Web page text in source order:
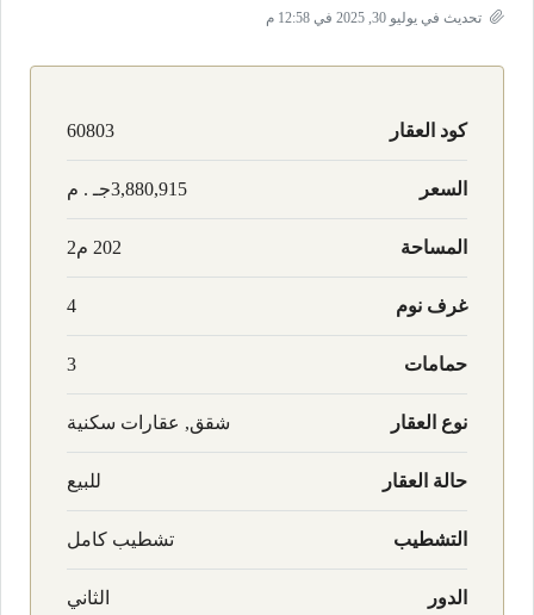
تحديث في يوليو 30, 2025 في 12:58 م
كود العقار 60803
السعر 3,880,915جـ . م
المساحة 202 م2
غرف نوم 4
حمامات 3
نوع العقار شقق, عقارات سكنية
حالة العقار للبيع
التشطيب تشطيب كامل
الدور الثاني